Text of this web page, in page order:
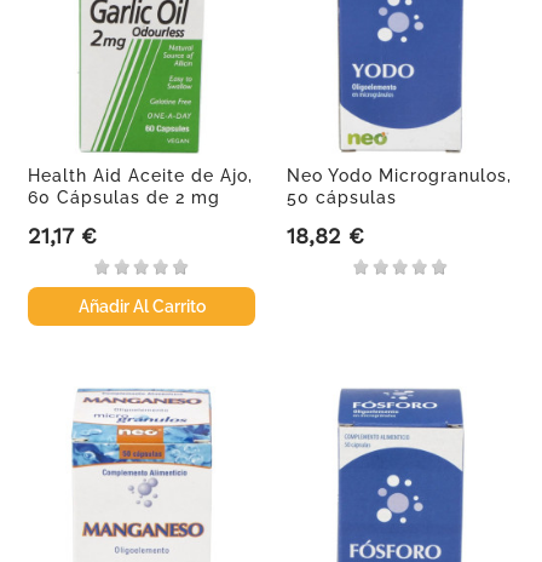
Health Aid Aceite de Ajo,
60 Cápsulas de 2 mg
Precio
21,17 €
Añadir Al Carrito
Neo Yodo Microgranulos,
50 cápsulas
Precio
18,82 €